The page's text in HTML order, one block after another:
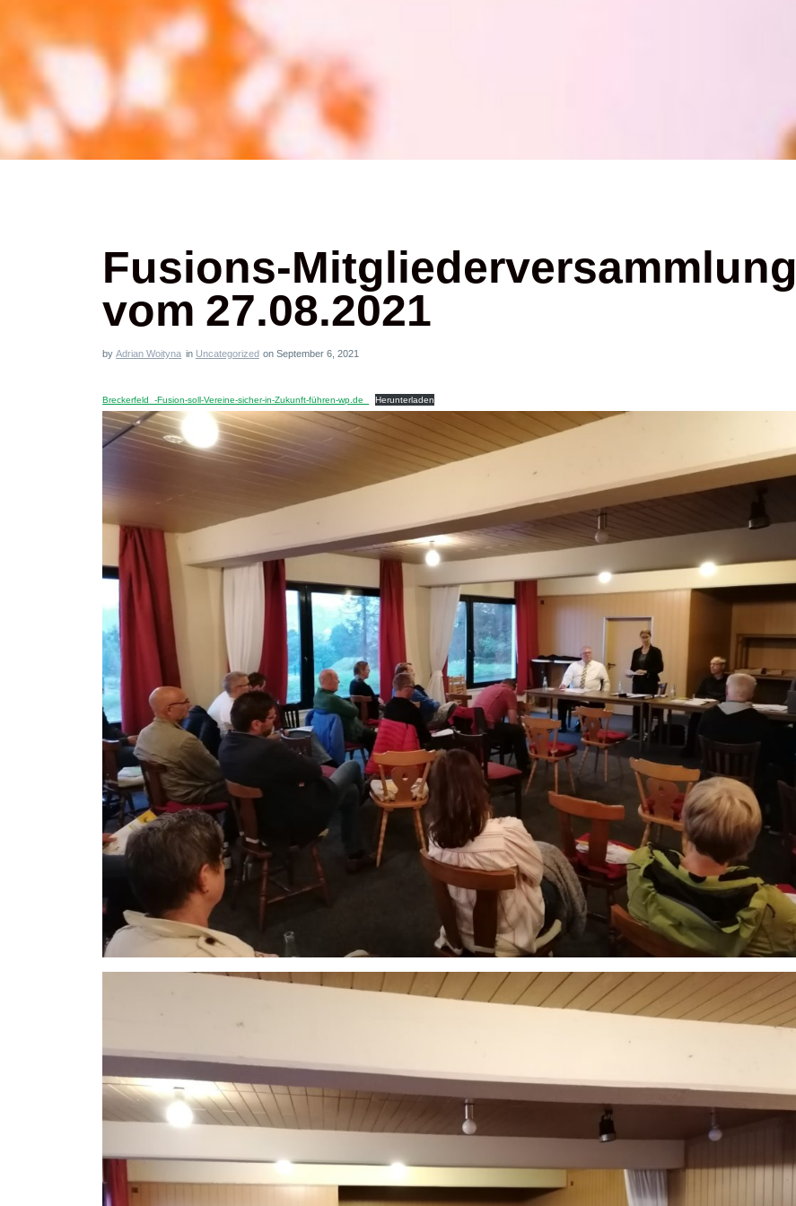
Fusions-Mitgliederversammlung
vom 27.08.2021
byAdrian Woityna in Uncategorized on September 6, 2021
Breckerfeld_-Fusion-soll-Vereine-sicher-in-Zukunft-führen-wp.de_ Herunterladen